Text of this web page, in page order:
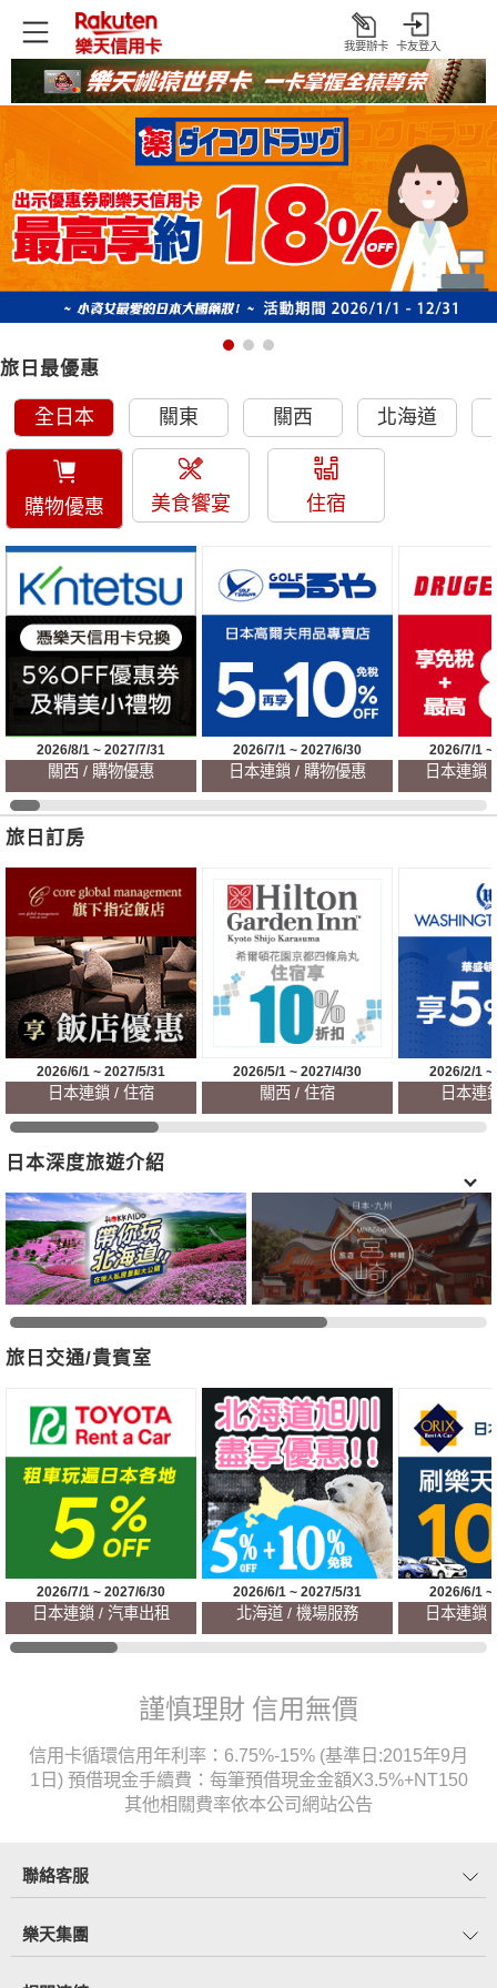
打
我要辦卡 卡友登入
首頁 日本旅遊優惠
旅日最優惠
全日本 關東 關西 北海道
購物優惠 美食饗宴 住宿
2026/8/1 ~ 2027/7/31
關西 / 購物優惠
2026/7/1 ~ 2027/6/30
日本連鎖 / 購物優惠
2026/7/1
日本連鎖
旅日訂房
2026/6/1 ~ 2027/5/31
日本連鎖 / 住宿
2026/5/1 ~ 2027/4/30
關西 / 住宿
2026/2/1
日本連
日本深度旅遊介紹
旅日交通/貴賓室
2026/7/1 ~ 2027/6/30
日本連鎖 / 汽車出租
2026/6/1 ~ 2027/5/31
北海道 / 機場服務
2026/6/1
日本連鎖
謹慎理財 信用無價
信用卡循環信用年利率：6.75%-15% (基準日:2015年9月
1日) 預借現金手續費：每筆預借現金金額X3.5%+NT150
其他相關費率依本公司網站公告
聯絡客服
樂天集團